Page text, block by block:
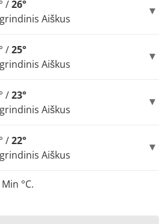
/26°
Aiškus
/25°
Aiškus
/23°
Aiškus
/22°
Aiškus
°C.